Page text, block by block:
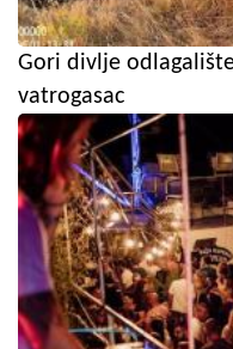
Gori divlje
vatrogasac